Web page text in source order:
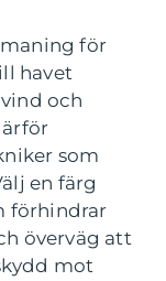
för
havet
och
som
en färg
förhindrar
överväg att
mot